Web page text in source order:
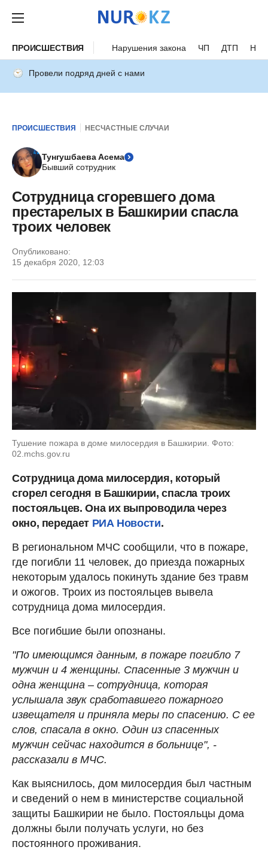
ПРОИСШЕСТВИЯ Нарушения закона ЧП ДТП
Провели подряд дней с нами
ПРОИСШЕСТВИЯ НЕСЧАСТНЫЕ СЛУЧАИ
Тунгушбаева Асема
Бывший сотрудник
Сотрудница сгоревшего дома
престарелых в Башкирии спасла
троих человек
Опубликовано:
15 декабря 2020, 12:03
Тушение пожара в доме милосердия в Башкирии. Фото:
02.mchs.gov.ru
Сотрудница дома милосердия, который
сгорел сегодня в Башкирии, спасла троих
постояльцев. Она их выпроводила через
окно, передает РИА Новости.
В региональном МЧС сообщили, что в пожаре,
где погибли 11 человек, до приезда пожарных
некоторым удалось покинуть здание без травм
и ожогов. Троих из постояльцев вывела
сотрудница дома милосердия.
Все погибшие были опознаны.
"По имеющимся данным, в пожаре погибло 7
мужчин и 4 женщины. Спасенные 3 мужчин и
одна женщина – сотрудница, которая
услышала звук сработавшего пожарного
извещателя и приняла меры по спасению. С ее
слов, спасала в окно. Один из спасенных
мужчин сейчас находится в больнице", -
рассказали в МЧС.
Как выяснилось, дом милосердия был частным
и сведений о нем в министерстве социальной
защиты Башкирии не было. Постояльцы дома
должны были получать услуги, но без
постоянного проживания.